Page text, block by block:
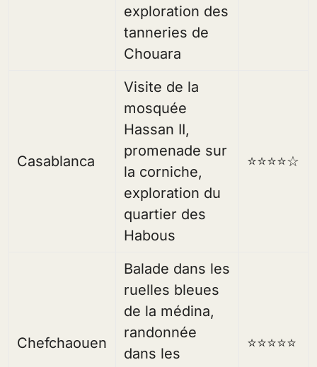
exploration des
tanneries de
Chouara
Casablanca
Visite de la
mosquée
Hassan II,
promenade sur
la corniche,
exploration du
quartier des
Habous
⭐⭐⭐⭐☆
Chefchaouen
Balade dans les
ruelles bleues
de la médina,
randonnée
dans les
⭐⭐⭐⭐⭐